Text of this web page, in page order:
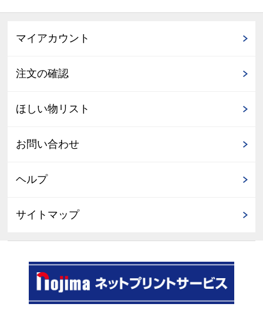
マイアカウント
注文の確認
ほしい物リスト
お問い合わせ
ヘルプ
サイトマップ